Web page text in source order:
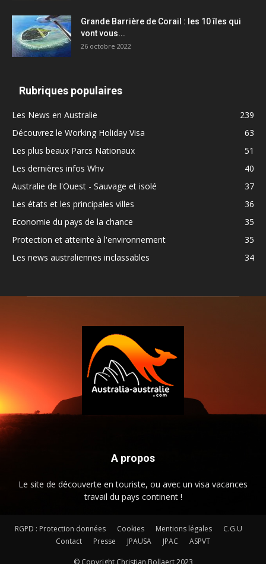
Grande Barrière de Corail : les 10 îles qui
vont vous...
26 octobre 2022
Rubriques populaires
Les News en Australie
239
Découvrez le Working Holiday Visa
63
Les plus beaux Parcs Nationaux
51
Les dernières infos Whv
40
Australie de l'Ouest - Sauvage et isolé
37
Les états et les principales villes
36
Economie du pays de la chance
35
Protection et atteinte à l'environnement
35
Les news australiennes inclassables
34
A propos
Le site de découverte en touriste, ou avec un visa vacances
travail du pays continent !
RGPD : Protection données Cookies Mentions légales
C.G.U
Contact
Presse JPAUSA JPAC ASPVT
© Copyright Christian Bollaert 2023